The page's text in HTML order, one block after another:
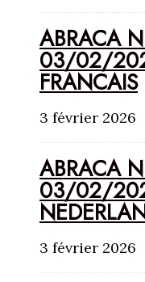
ABRACA
03/02/
FRANCAIS
3 février 2026
ABRACA
03/02/
3 février 2026